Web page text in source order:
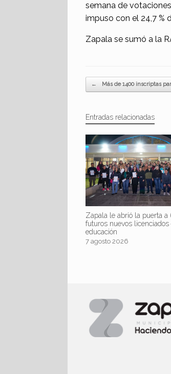
semana de
impuso con el 24,7 %
Zapala se sumó a la
Navegador de artículos
← Más de 1400 inscriptas
Entradas relacionadas
Zapala le abrió la puerta a
futuros nuevos licenciados
educación
7 agosto 2026